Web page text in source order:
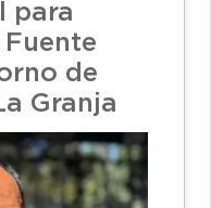
para
de
Granja